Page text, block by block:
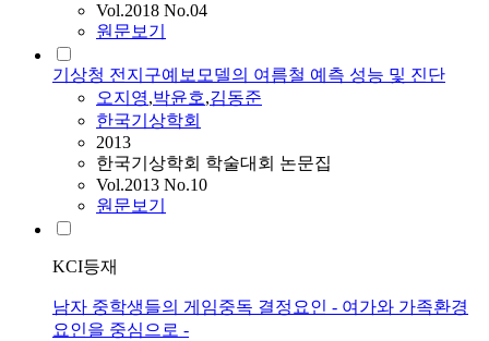
Vol.2018 No.04
원문보기
기상청 전지구예보모델의 여름철 예측 성능 및 진단
오지영,박윤호,김동준
한국기상학회
2013
한국기상학회 학술대회 논문집
Vol.2013 No.10
원문보기
KCI등재
남자 중학생들의 게임중독 결정요인 - 여가와 가족환경
요인을 중심으로 -